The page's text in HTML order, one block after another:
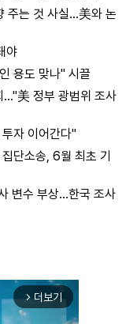
주는 것 사실…美와 논
야
용도 맞나" 시끌
美 정부 광범위 조사
자 이어간다"
단소송, 6월 최초 기
변수 부상…한국 조사
arrow_forward_ios 더보기